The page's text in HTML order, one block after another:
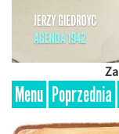
Menu Poprzednia